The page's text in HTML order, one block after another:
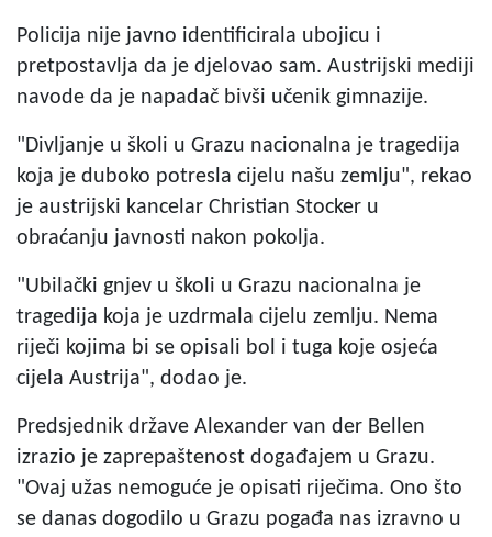
Policija nije javno identificirala ubojicu i
pretpostavlja da je djelovao sam. Austrijski mediji
navode da je napadač bivši učenik gimnazije.
"Divljanje u školi u Grazu nacionalna je tragedija
koja je duboko potresla cijelu našu zemlju", rekao
je austrijski kancelar Christian Stocker u
obraćanju javnosti nakon pokolja.
"Ubilački gnjev u školi u Grazu nacionalna je
tragedija koja je uzdrmala cijelu zemlju. Nema
riječi kojima bi se opisali bol i tuga koje osjeća
cijela Austrija", dodao je.
Predsjednik države Alexander van der Bellen
izrazio je zaprepaštenost događajem u Grazu.
"Ovaj užas nemoguće je opisati riječima. Ono što
se danas dogodilo u Grazu pogađa nas izravno u